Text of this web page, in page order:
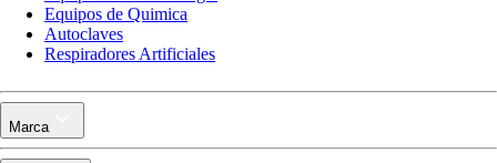
Equipos de Quimica
Autoclaves
Respiradores Artificiales
Marca